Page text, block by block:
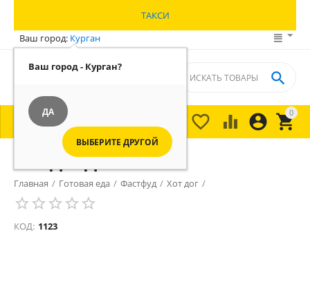
ТАКСИ
Ваш город: Курган
Ваш город - Курган?
ДА
ВЫБЕРИТЕ ДРУГОЙ
0


 

 МЕНЮ
Хот-Дог Датский
Главная / Готовая еда / Фастфуд / Хот дог /
КОД: 1123